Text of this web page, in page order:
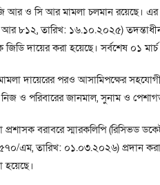
আর ও সি আর মামলা চলমান রয়েছে।
তারিখ: ১৬.১০.২০২৫)
জিডি দায়ের করা হয়েছে। সর্বশেষ ০১
দায়েরের পরও আসামিপক্ষের
ও পরিবারের জানমাল, সুনাম ও
প্রশাসক বরাবরে স্মারকলিপি
এম, তারিখ: ০১.০৩.২০২৬) প্রদান করা
হয়েছে।